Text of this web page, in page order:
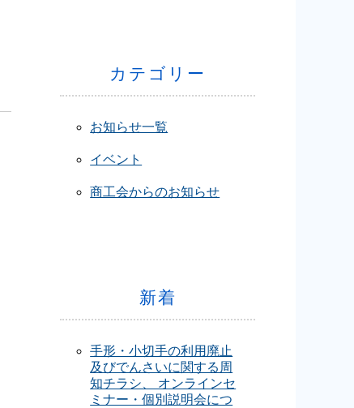
カテゴリー
お知らせ一覧
イベント
商工会からのお知らせ
新着
手形・小切手の利用廃止
及びでんさいに関する周
知チラシ、 オンラインセ
ミナー・個別説明会につ